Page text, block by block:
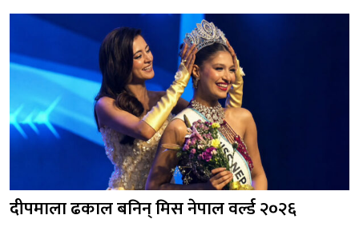
दीपमाला ढकाल बनिन् मिस नेपाल वर्ल्ड २०२६